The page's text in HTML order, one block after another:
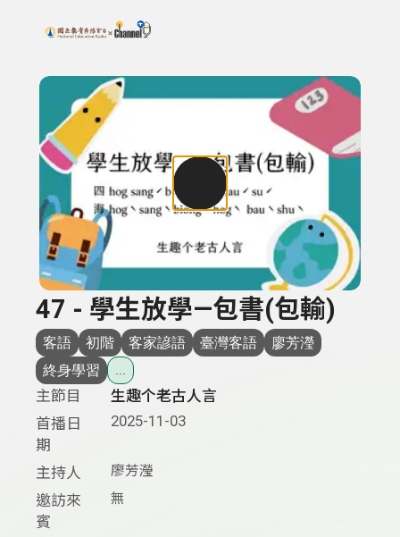
上方功能區塊
搜尋關鍵字：可輸入節目名稱、主持人或關鍵字
47 - 學生放學—包書(包輸)
客語 初階 客家諺語 臺灣客語
廖芳瀅
終身學習
...
主節目
生趣个老古人言
首播日
期
2025-11-03
主持人 廖芳瀅
邀訪來
賓
無